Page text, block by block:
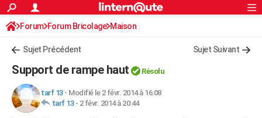
ACTUALITÉS
Politique
Société
Faits Divers
Education
Monde
Villes
+
FINANCE
Retraite
Impôts
Epargne
Immobilier
Risques naturels par ville
Banque
Assurance
Crédit
AUTO
S'inscrire
Connexion
Forum Forum Bricolage Maison
Sujet Précédent Sujet Suivant
Support de rampe haut Résolu
tarf 13- Modifié le 2 févr. 2014 à 16:08
tarf 13- 2 févr. 2014 à 20:44